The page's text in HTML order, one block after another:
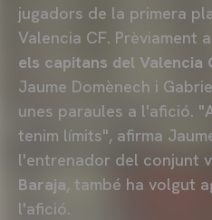
jugadors de la primera
Valencia CF. Prèviament
els capitans del Valencia
Jaume Domènech i
unes paraules a l'afició.
tenim límits", afirma
l'entrenador del conjunt
Baraja, també ha volgut
l'afició.